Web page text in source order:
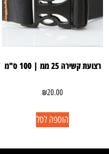
רצועת קשירה 25 ממ | 100 ס"מ
₪20.00
הוספה לסל